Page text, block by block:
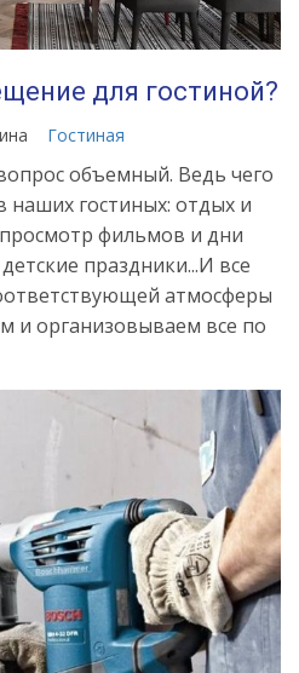
для гостиной?
Гостиная
объемный. Ведь чего
наших гостиных: отдых и
фильмов и дни
праздники...И все
атмосферы
и организовываем все по